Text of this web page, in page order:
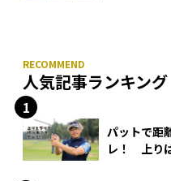
人気記事ランキング
パットで距
レ！ 上り